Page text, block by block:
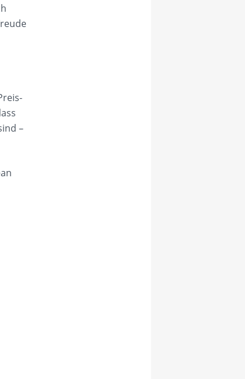
–